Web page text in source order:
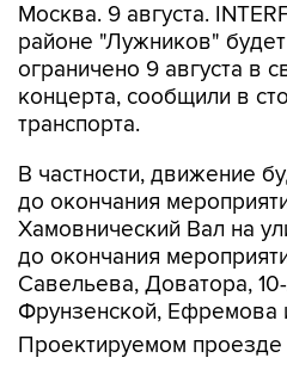
Москва. 9 августа.
районе "Лужников"
ограничено 9 августа в
концерта, сообщили в
транспорта.
В частности, движение
до окончания
Хамовнический Вал на
до окончания
Савельева, Доватора,
Фрунзенской, Ефремова
Проектируемом